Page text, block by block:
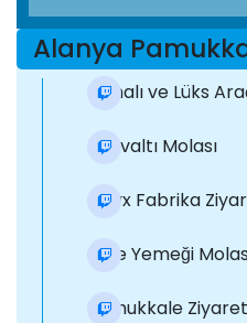
Alanya
Klimalı ve Lüks
Kahvaltı Molası
Onyx Fabrika
Öğle Yemeği
Pamukkale